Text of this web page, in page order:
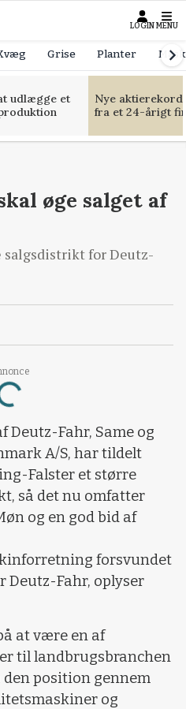
LOGIN MENU
Grise Planter
udlægge et
Nye
fra et 24-årigt
øge salget af
salgsdistrikt for Deutz-
Deutz-Fahr, Same og
A/S, har tildelt
Falster et større
så det nu omfatter
og en god bid af
forsvundet
Fahr, oplyser
at være en af
til landbrugsbranchen
den position gennem
og